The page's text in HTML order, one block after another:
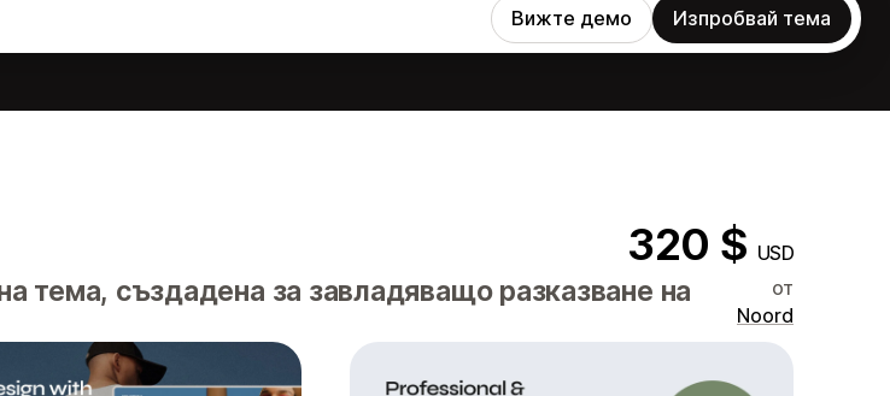
Вижте демо Изпробвай тема
320 $ USD
тема, създадена за завладяващо разказване на
от
Noord